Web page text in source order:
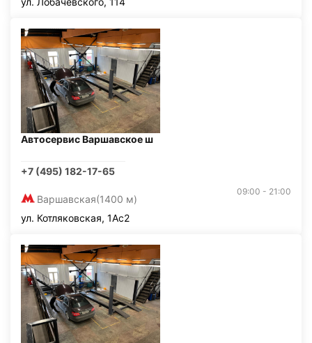
Автосервис Варшавское ш
+7 (495) 182-17-65
Варшавская(1400 м)
09:00 - 21:00
ул. Котляковская, 1Ас2